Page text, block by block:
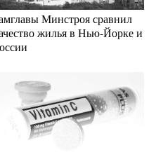
Минстроя сравнил
жилья в Нью-Йорке и